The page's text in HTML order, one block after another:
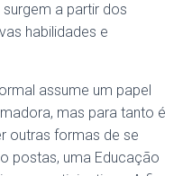
a partir dos
habilidades e
assume um papel
mas para tanto é
outras formas de se
postas, uma Educação